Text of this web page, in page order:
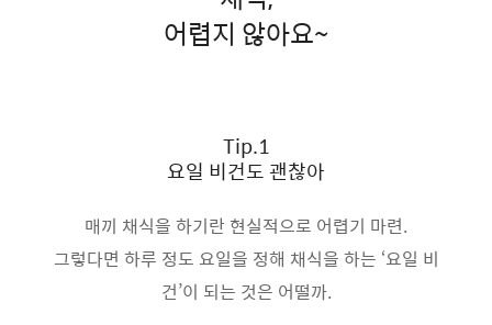
어렵지 않아요~
Tip.1
요일 비건도 괜찮아
매끼 채식을 하기란 현실적으로 어렵기 마련.
그렇다면 하루 정도 요일을 정해 채식을 하는 ‘요일 비
건’이 되는 것은 어떨까.